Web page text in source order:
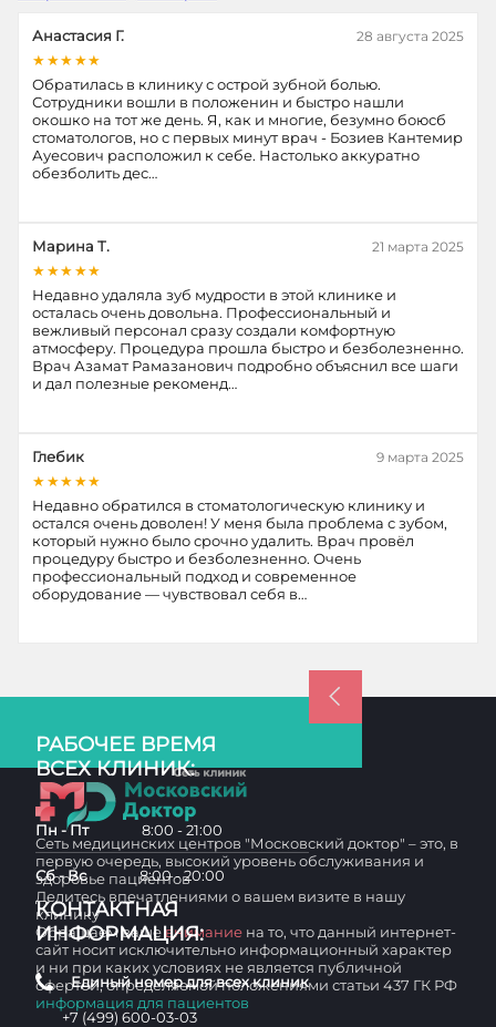
Анастасия Г. 28 августа 2025
★★★★★
Обратилась в клинику с острой зубной болью.
Сотрудники вошли в положенин и быстро нашли
окошко на тот же день. Я, как и многие, безумно боюсб
стоматологов, но с первых минут врач - Бозиев Кантемир
Ауесович расположил к себе. Настолько аккуратно
обезболить дес…
Марина Т. 21 марта 2025
★★★★★
Недавно удаляла зуб мудрости в этой клинике и
осталась очень довольна. Профессиональный и
вежливый персонал сразу создали комфортную
атмосферу. Процедура прошла быстро и безболезненно.
Врач Азамат Рамазанович подробно объяснил все шаги
и дал полезные рекоменд…
Глебик 9 марта 2025
★★★★★
Недавно обратился в стоматологическую клинику и
остался очень доволен! У меня была проблема с зубом,
который нужно было срочно удалить. Врач провёл
процедуру быстро и безболезненно. Очень
профессиональный подход и современное
оборудование — чувствовал себя в…
РАБОЧЕЕ ВРЕМЯ
ВСЕХ КЛИНИК:
Пн - Пт 8:00 - 21:00
Сб - Вс 8:00 - 20:00
КОНТАКТНАЯ
ИНФОРМАЦИЯ:
Единый номер для всех клиник
+7 (499) 600-03-03
Сеть медицинских центров "Московский доктор" – это, в
первую очередь, высокий уровень обслуживания и
здоровье пациентов
Делитесь впечатлениями о вашем визите в нашу
клинику
Обращаем вашевнимание на то, что данный интернет-
сайт носит исключительно информационный характер
и ни при каких условиях не является публичной
офертой, определяемой положениями статьи 437 ГК РФ
информация для пациентов